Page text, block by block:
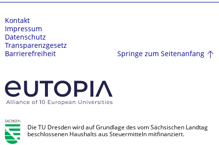
Kontakt
Impressum
Datenschutz
Transparenzgesetz
Barrierefreiheit
Springe zum Seitenanfang
Die TU Dresden wird auf Grundlage des vom Sächsischen Landtag
beschlossenen Haushalts aus Steuermitteln mitfinanziert.